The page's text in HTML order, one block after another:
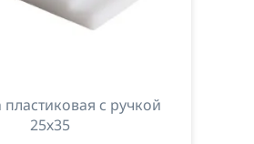
с ручкой
25х35